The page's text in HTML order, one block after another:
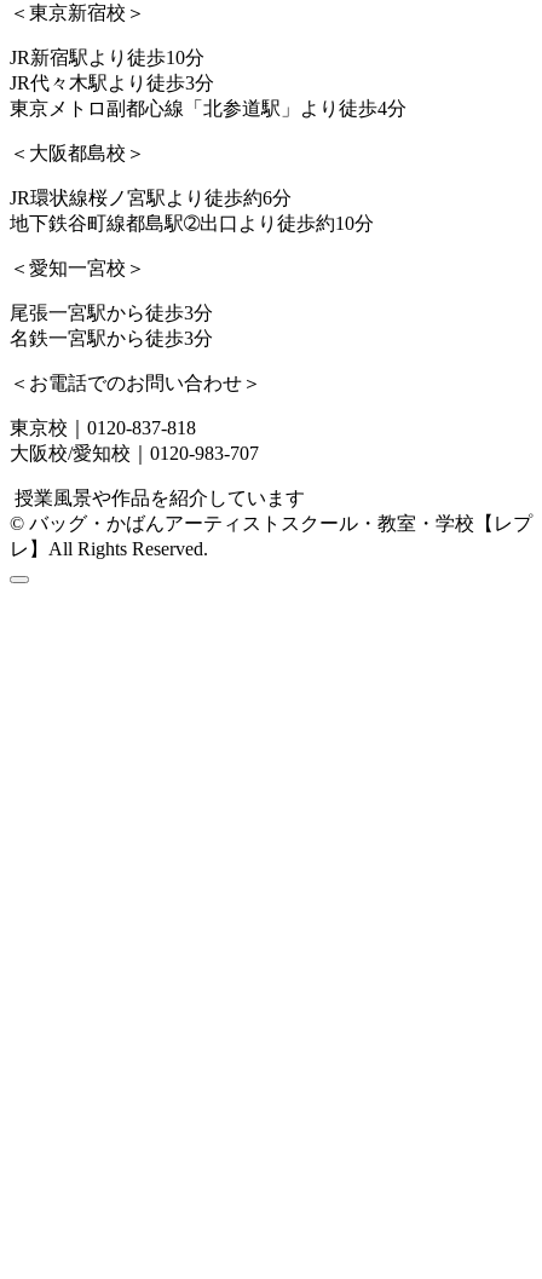
＜東京新宿校＞
JR新宿駅より徒歩10分
JR代々木駅より徒歩3分
東京メトロ副都心線「北参道駅」より徒歩4分
＜大阪都島校＞
JR環状線桜ノ宮駅より徒歩約6分
地下鉄谷町線都島駅➁出口より徒歩約10分
＜愛知一宮校＞
尾張一宮駅から徒歩3分
名鉄一宮駅から徒歩3分
＜お電話でのお問い合わせ＞
東京校｜0120-837-818
大阪校/愛知校｜0120-983-707
授業風景や作品を紹介しています
© バッグ・かばんアーティストスクール・教室・学校【レプ
レ】All Rights Reserved.